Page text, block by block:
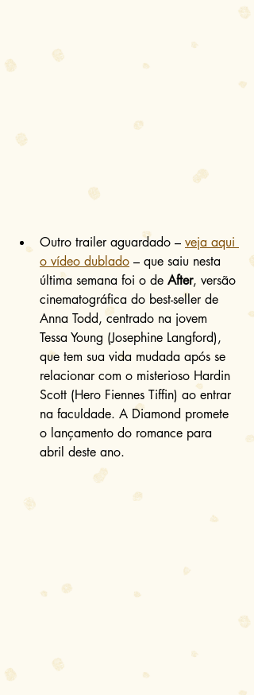
Outro trailer aguardado – veja aqui
o vídeo dublado – que saiu nesta
última semana foi o de After, versão
cinematográfica do best-seller de
Anna Todd, centrado na jovem
Tessa Young (Josephine Langford),
que tem sua vida mudada após se
relacionar com o misterioso Hardin
Scott (Hero Fiennes Tiffin) ao entrar
na faculdade. A Diamond promete
o lançamento do romance para
abril deste ano.